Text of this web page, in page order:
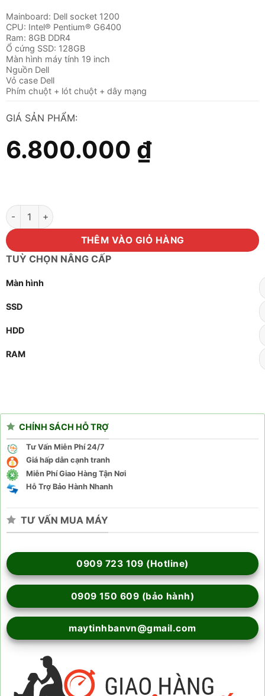
Mainboard: Dell socket 1200
CPU: Intel® Pentium® G6400
Ram: 8GB DDR4
Ổ cứng SSD: 128GB
Màn hình máy tính 19 inch
Nguồn Dell
Vỏ case Dell
Phím chuột + lót chuột + dây mạng
GIÁ SẢN PHẨM:
6.800.000 ₫
Máy bộ Dell CPU G6400/Ram 8GB/SSD 128GB/Màn hình máy
THÊM VÀO GIỎ HÀNG
TUỲ CHỌN NÂNG CẤP
Màn hình
SSD
HDD
RAM
CHÍNH SÁCH HỖ TRỢ
Tư Vấn Miễn Phí 24/7
Giá hấp dẫn cạnh tranh
Miễn Phí Giao Hàng Tận Nơi
Hỗ Trợ Bảo Hành Nhanh
TƯ VẤN MUA MÁY
0909 723 109 (Hotline)
0909 150 609 (bảo hành)
maytinhbanvn@gmail.com